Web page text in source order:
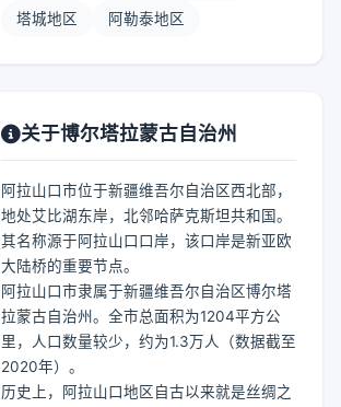
塔城地区 阿勒泰地区
关于博尔塔拉蒙古自治州
阿拉山口市位于新疆维吾尔自治区西北部，
地处艾比湖东岸，北邻哈萨克斯坦共和国。
其名称源于阿拉山口口岸，该口岸是新亚欧
大陆桥的重要节点。
阿拉山口市隶属于新疆维吾尔自治区博尔塔
拉蒙古自治州。全市总面积为1204平方公
里，人口数量较少，约为1.3万人（数据截至
2020年）。
历史上，阿拉山口地区自古以来就是丝绸之